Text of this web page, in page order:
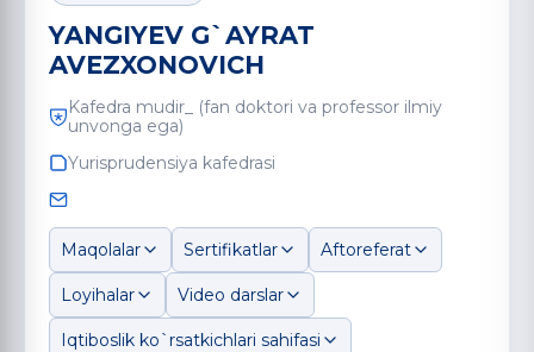
YANGIYEV G`AYRAT
AVEZXONOVICH
Kafedra mudir_ (fan doktori va professor ilmiy
unvonga ega)
Yurisprudensiya kafedrasi
Maqolalar Sertifikatlar Aftoreferat
Loyihalar Video darslar
Iqtiboslik ko`rsatkichlari sahifasi